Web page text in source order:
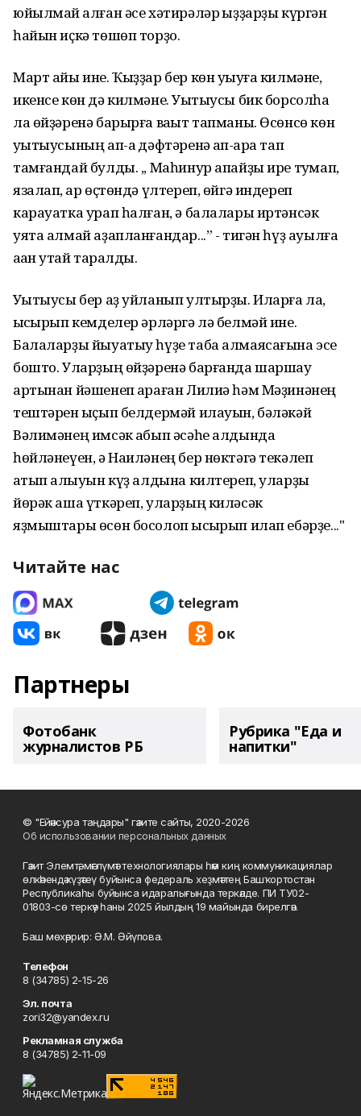
юйылмай ҡалған әсе хәтирәләр ҡыҙҙарҙы күргән
һайын иҫкә төшөп торҙо.
Март айы ине. Ҡыҙҙар бер көн уҡыуға килмәне,
икенсе көн дә килмәне. Уҡытыусы бик борсолһа
ла өйҙәренә барырға ваҡыт тапманы. Өсөнсө көн
уҡытыусының ап-аҡ дәфтәренә ҡап-ҡара тап
тамғандай булды. ,, Маһинур апайҙы ире туҡмап,
язалап, ҡар өҫтөндә үлтереп, өйгә индереп
карауатка урап һалған, ә балалары иртәнсәк
уята алмай аҙапланғандар...” - тигән һүҙ ауылға
аҡҡан уҡтай таралды.
Уҡытыусы бер аҙ уйланып ултырҙы. Иларға ла,
ҡысҡырып кемделер әрләргә лә белмәй ине.
Балаларҙы йыуатыу һүҙе таба алмаясағына эсе
бошто. Уларҙың өйҙәренә барғанда шаршау
артынан йәшенеп ҡараған Лилиә һәм Мәҙинәнең
тештәрен ҡыҫып белдермәй илауын, бәләкәй
Вәлимәнең имсәк ҡабып әсәһе алдында
һөйләнеүен, ә Наиләнең бер нөктәгә текәлеп
ҡатып ҡалыуын күҙ алдына килтереп, уларҙы
йөрәк аша үткәреп, уларҙың киләсәк
яҙмыштары өсөн босолоп ҡысҡырып илап ебәрҙе..."
Читайте нас
Партнеры
Фотобанк
журналистов РБ
Рубрика "Еда и
напитки"
© "Ейәнсура таңдары" гәзите сайты, 2020-2026
Об использовании персональных данных
Гәзит Элемтә, мәғлүмәт технологиялары һәм киң коммуникациялар
өлкәһендә күҙәтеү буйынса федераль хеҙмәттең Башҡортостан
Республикаһы буйынса идаралығында теркәлде. ПИ ТУ02-
01803-сө теркәү һаны 2025 йылдың 19 майында бирелгән.
Баш мөхәррир: Ә.М. Әйүпова.
Телефон
8 (34785) 2-15-26
Эл. почта
zori32@yandex.ru
Рекламная служба
8 (34785) 2-11-09